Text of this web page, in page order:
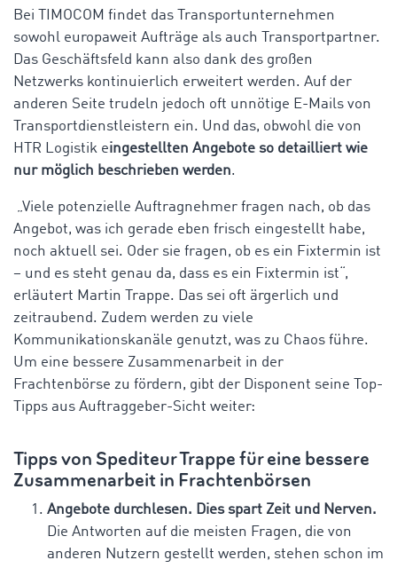
Bei TIMOCOM findet das Transportunternehmen
sowohl europaweit Aufträge als auch Transportpartner.
Das Geschäftsfeld kann also dank des großen
Netzwerks kontinuierlich erweitert werden. Auf der
anderen Seite trudeln jedoch oft unnötige E-Mails von
Transportdienstleistern ein. Und das, obwohl die von
HTR Logistik eingestellten Angebote so detailliert wie
nur möglich beschrieben werden.
„Viele potenzielle Auftragnehmer fragen nach, ob das
Angebot, was ich gerade eben frisch eingestellt habe,
noch aktuell sei. Oder sie fragen, ob es ein Fixtermin ist
– und es steht genau da, dass es ein Fixtermin ist“,
erläutert Martin Trappe. Das sei oft ärgerlich und
zeitraubend. Zudem werden zu viele
Kommunikationskanäle genutzt, was zu Chaos führe.
Um eine bessere Zusammenarbeit in der
Frachtenbörse zu fördern, gibt der Disponent seine Top-
Tipps aus Auftraggeber-Sicht weiter:
Tipps von Spediteur Trappe für eine bessere
Zusammenarbeit in Frachtenbörsen
Angebote durchlesen. Dies spart Zeit und Nerven.
Die Antworten auf die meisten Fragen, die von
anderen Nutzern gestellt werden, stehen schon im